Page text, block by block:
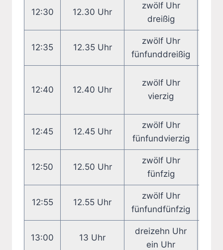
12:30 12.30 Uhr
zwölf Uhr
dreißig
12:35 12.35 Uhr
zwölf Uhr
fünfunddreißig
12:40 12.40 Uhr
zwölf Uhr
vierzig
12:45 12.45 Uhr
zwölf Uhr
fünfundvierzig
12:50 12.50 Uhr
zwölf Uhr
fünfzig
12:55 12.55 Uhr
zwölf Uhr
fünfundfünfzig
13:00 13 Uhr
dreizehn Uhr
ein Uhr